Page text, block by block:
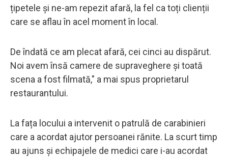
țipetele și ne-am repezit afară, la fel ca toți clienții
care se aflau în acel moment în local.
De îndată ce am plecat afară, cei cinci au dispărut.
Noi avem însă camere de supraveghere și toată
scena a fost filmată," a mai spus proprietarul
restaurantului.
La fața locului a intervenit o patrulă de carabinieri
care a acordat ajutor persoanei rănite. La scurt timp
au ajuns și echipajele de medici care i-au acordat